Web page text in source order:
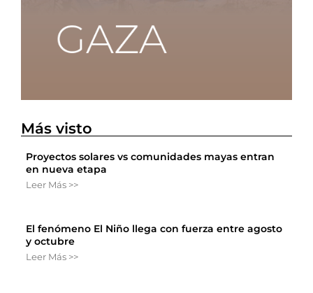
Más visto
Proyectos solares vs comunidades mayas entran
en nueva etapa
Leer Más >>
El fenómeno El Niño llega con fuerza entre agosto
y octubre
Leer Más >>